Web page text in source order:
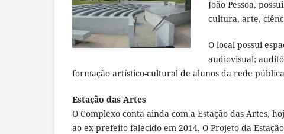
João Pessoa,
cultura, arte,
O local possui
audiovisual;
formação artístico-cultural de alunos da rede
Estação das Artes
O Complexo conta ainda com a Estação das Artes,
ao ex prefeito falecido em 2014. O Projeto da